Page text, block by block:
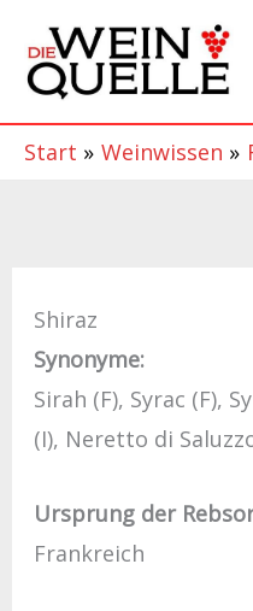
Inhalt
springen
Start Weinwissen
Shiraz
Synonyme:
Sirah (F), Syrac (F),
(I), Neretto di
Ursprung der
Frankreich